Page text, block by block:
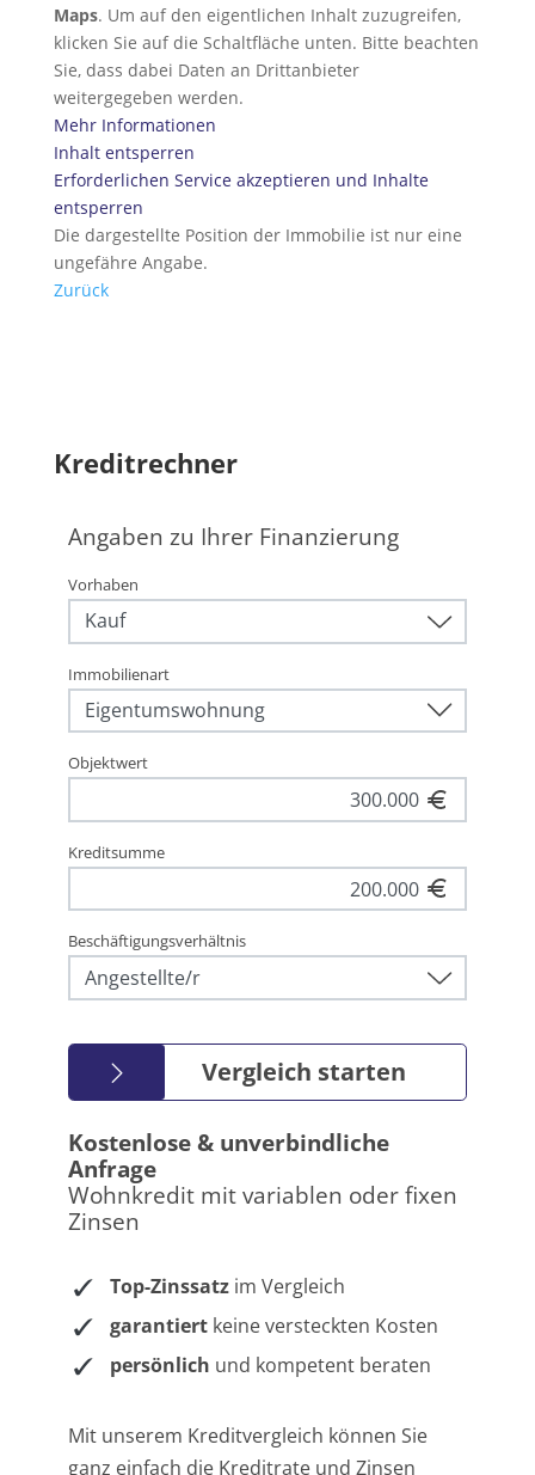
Maps. Um auf den eigentlichen Inhalt zuzugreifen,
klicken Sie auf die Schaltfläche unten. Bitte beachten
Sie, dass dabei Daten an Drittanbieter
weitergegeben werden.
Mehr Informationen
Inhalt entsperren
Erforderlichen Service akzeptieren und Inhalte
entsperren
Die dargestellte Position der Immobilie ist nur eine
ungefähre Angabe.
Zurück
Kreditrechner